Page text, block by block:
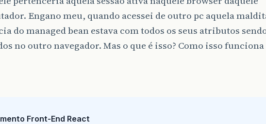
Engano meu, quando acessei de outro pc aquela
do managed bean estava com todos os seus atributos
no outro navegador. Mas o que é isso? Como isso funciona
Front-End React